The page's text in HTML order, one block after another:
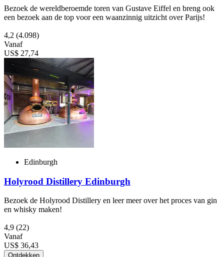
Bezoek de wereldberoemde toren van Gustave Eiffel en breng ook
een bezoek aan de top voor een waanzinnig uitzicht over Parijs!
4,2 (4.098)
Vanaf
US$ 27,74
Edinburgh
Holyrood Distillery Edinburgh
Bezoek de Holyrood Distillery en leer meer over het proces van gin
en whisky maken!
4,9 (22)
Vanaf
US$ 36,43
Ontdekken